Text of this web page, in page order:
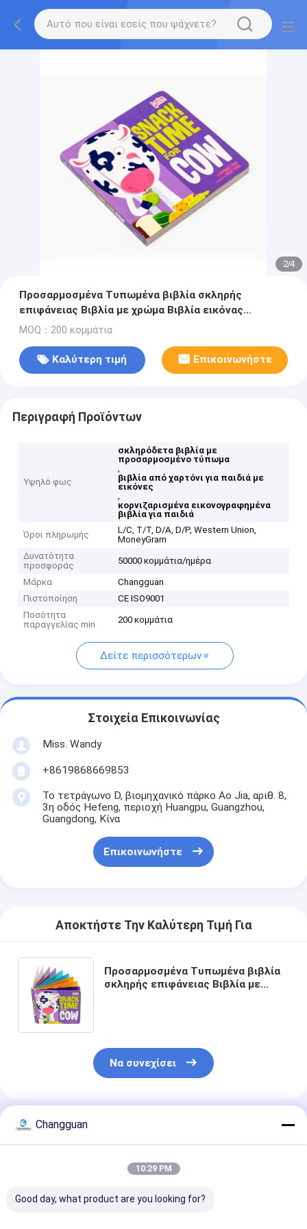
2/4
Προσαρμοσμένα Τυπωμένα βιβλία σκληρής
επιφάνειας Βιβλία με χρώμα Βιβλία εικόνας
Διασυνοριακό Εξωτερικό Εμπόριο Βιβλία παιδικής
MOQ：200 κομμάτια
Καλύτερη τιμή Επικοινωνήστε
Περιγραφή Προϊόντων
Υψηλό φως
σκληρόδετα βιβλία με
προσαρμοσμένο τύπωμα
,
βιβλία από χαρτόνι για παιδιά με
εικόνες
,
κορνιζαρισμένα εικονογραφημένα
βιβλία για παιδιά
Όροι πληρωμής
L/C, T/T, D/A, D/P, Western Union,
MoneyGram
Δυνατότητα
προσφοράς
50000 κομμάτια/ημέρα
Μάρκα
Changguan
Πιστοποίηση
CE ISO9001
Ποσότητα
παραγγελίας min
200 κομμάτια
Δείτε περισσότερων
Στοιχεία Επικοινωνίας
Miss. Wandy
+8619868669853
Το τετράγωνο D, βιομηχανικό πάρκο Ao Jia, αριθ. 8,
3η οδός Hefeng, περιοχή Huangpu, Guangzhou,
Guangdong, Κίνα
Επικοινωνήστε
Αποκτήστε Την Καλύτερη Τιμή Για
Προσαρμοσμένα Τυπωμένα βιβλία
σκληρής επιφάνειας Βιβλία με
Να συνεχίσει
Συνιστώμενα Προϊόντα
Changguan
10:29 PM
Good day, what product are you looking for?